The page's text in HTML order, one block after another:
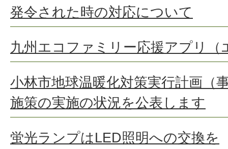
発令された時の対応について
九州エコファミリー応援アプリ
小林市地球温暖化対策実行計画（
施策の実施の状況を公表します
蛍光ランプはLED照明への交換を